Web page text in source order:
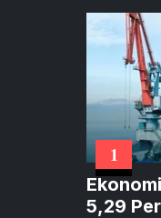
1
5,29